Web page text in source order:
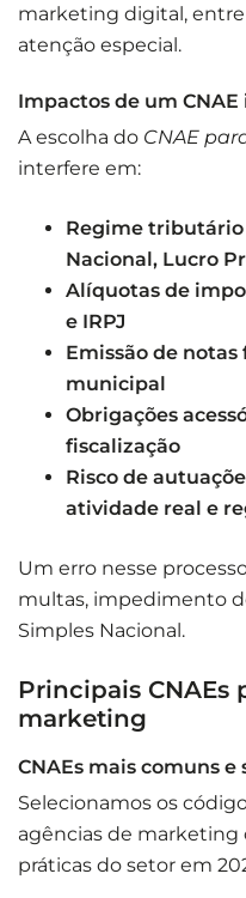
marketing digital, entre
atenção especial.
Impactos de um
A escolha do CNAE
interfere em:
Regime
Nacional, Lucro
Alíquotas de
e IRPJ
Emissão de
municipal
Obrigações
fiscalização
Risco de
atividade real e
Um erro nesse
multas, impedimento
Simples Nacional.
Principais CNAEs
marketing
CNAEs mais comuns e
Selecionamos os
agências de marketing
práticas do setor em